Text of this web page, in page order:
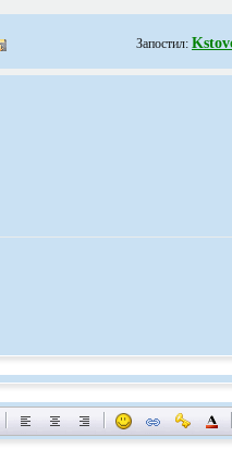
Запостил: